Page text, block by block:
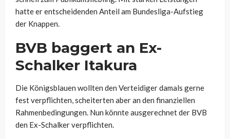
hatte er entscheidenden Anteil am Bundesliga-Aufstieg
der Knappen.
BVB baggert an Ex-
Schalker Itakura
Die Königsblauen wollten den Verteidiger damals gerne
fest verpflichten, scheiterten aber an den finanziellen
Rahmenbedingungen. Nun könnte ausgerechnet der BVB
den Ex-Schalker verpflichten.